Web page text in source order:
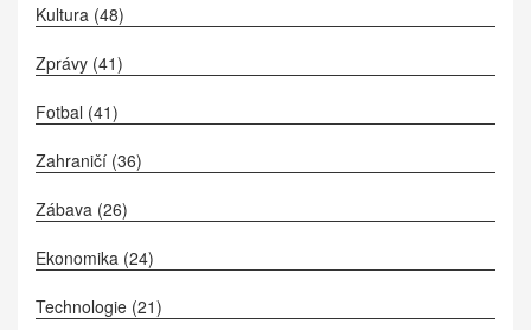
Kultura (48)
Zprávy (41)
Fotbal (41)
Zahraničí (36)
Zábava (26)
Ekonomika (24)
Technologie (21)